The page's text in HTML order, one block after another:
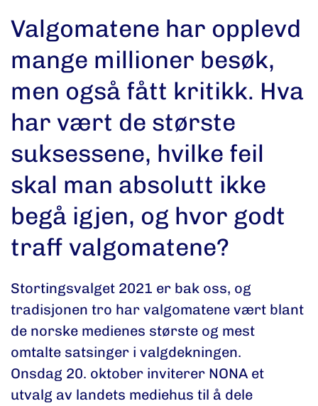
Valgomatene har opplevd
mange millioner besøk,
men også fått kritikk. Hva
har vært de største
suksessene, hvilke feil
skal man absolutt ikke
begå igjen, og hvor godt
traff valgomatene?
Stortingsvalget 2021 er bak oss, og
tradisjonen tro har valgomatene vært blant
de norske medienes største og mest
omtalte satsinger i valgdekningen.
Onsdag 20. oktober inviterer NONA et
utvalg av landets mediehus til å dele